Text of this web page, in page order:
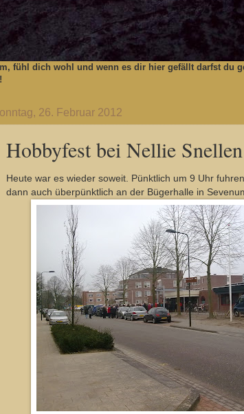
fühl dich wohl und wenn es dir hier gefällt darfst du
26. Februar 2012
Hobbyfest bei Nellie Snellen
Heute war es wieder soweit. Pünktlich um 9 Uhr
dann auch überpünktlich an der Bügerhalle in